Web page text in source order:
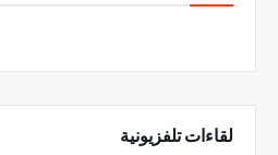
لقاءات تلفزيونية